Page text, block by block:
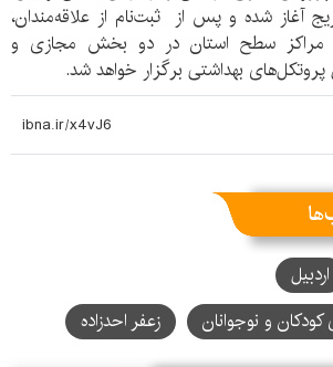
آغاز شده و پس از ثبت‌نام از علاقه‌مندان،
مراکز سطح استان در دو بخش مجازی و
بهداشتی برگزار خواهد شد.
اردبیل
و نوجوانان
زعفر احدزاده